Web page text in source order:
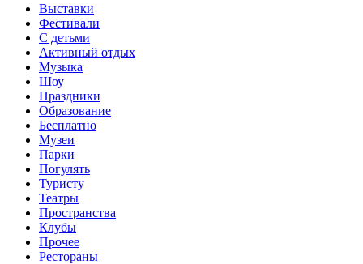
Выставки
Фестивали
С детьми
Активный отдых
Музыка
Шоу
Праздники
Образование
Бесплатно
Музеи
Парки
Погулять
Туристу
Театры
Пространства
Клубы
Прочее
Рестораны